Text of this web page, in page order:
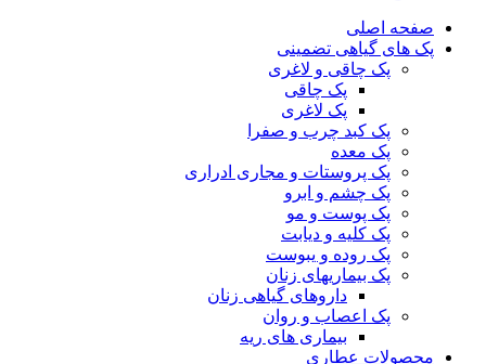
صفحه اصلی
پک های گیاهی تضمینی
پک چاقی و لاغری
پک چاقی
پک لاغری
پک کبد چرب و صفرا
پک معده
پک پروستات و مجاری ادراری
پک چشم و ابرو
پک پوست و مو
پک کلیه و دیابت
پک روده و یبوست
پک بیماریهای زنان
داروهای گیاهی زنان
پک اعصاب و روان
بیماری های ریه
محصولات عطاری